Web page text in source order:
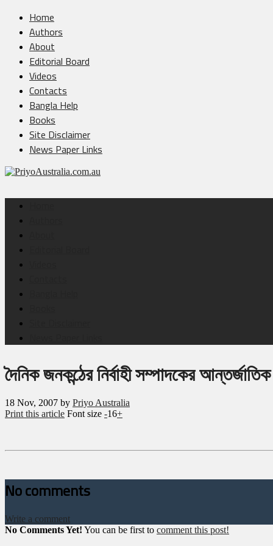
Home
Authors
About
Editorial Board
Videos
Contacts
Bangla Help
Books
Site Disclaimer
News Paper Links
দৈনিক জনকন্ঠের নির্বাহী সম্পাদকের
18 Nov, 2007 by Priyo Australia
Print this article Font size -16+
No comments
Write a comment
No Comments Yet! You can be first to comment this post!